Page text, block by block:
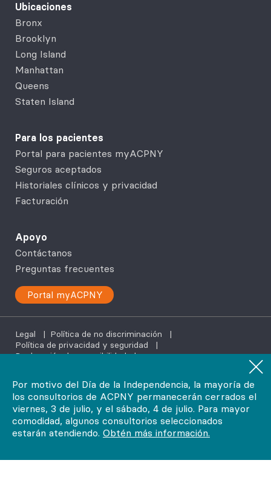
Por motivo del Día de la Independencia, la mayoría de
los consultorios de ACPNY permanecerán cerrados el
viernes, 3 de julio, y el sábado, 4 de julio. Para mayor
comodidad, algunos consultorios seleccionados
estarán atendiendo. Obtén más información.
Ubicaciones
Bronx
Brooklyn
Long Island
Manhattan
Queens
Staten Island
Para los pacientes
Portal para pacientes myACPNY
Seguros aceptados
Historiales clínicos y privacidad
Facturación
Apoyo
Contáctanos
Preguntas frecuentes
Portal myACPNY
Legal | Política de no discriminación
|
Política de privacidad y seguridad
|
Declaración de accesibilidad|
©2026
AdvantageCare Physicians. Todos los derechos reservados.